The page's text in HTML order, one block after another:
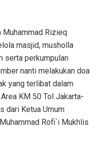
Muhammad Rizieq
masjid, musholla
serta perkumpulan
nanti melakukan doa
yang terlibat dalam
KM 50 Tol Jakarta-
dari Ketua Umum
Rofi`i Mukhlis